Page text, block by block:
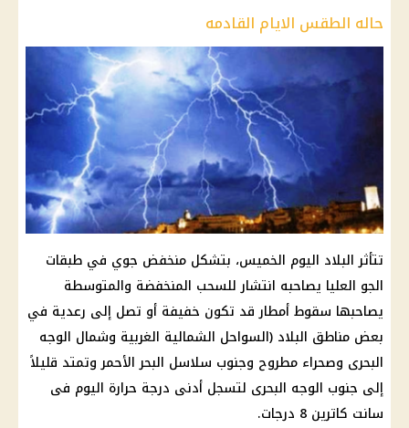
حاله الطقس الايام القادمه
تتأثر البلاد اليوم الخميس، بتشكل منخفض جوي في طبقات
الجو العليا يصاحبه انتشار للسحب المنخفضة والمتوسطة
يصاحبها سقوط أمطار قد تكون خفيفة أو تصل إلى رعدية في
بعض مناطق البلاد (السواحل الشمالية الغربية وشمال الوجه
البحرى وصحراء مطروح وجنوب سلاسل البحر الأحمر وتمتد قليلاً
إلى جنوب الوجه البحرى لتسجل أدنى درجة حرارة اليوم فى
سانت كاترين 8 درجات.